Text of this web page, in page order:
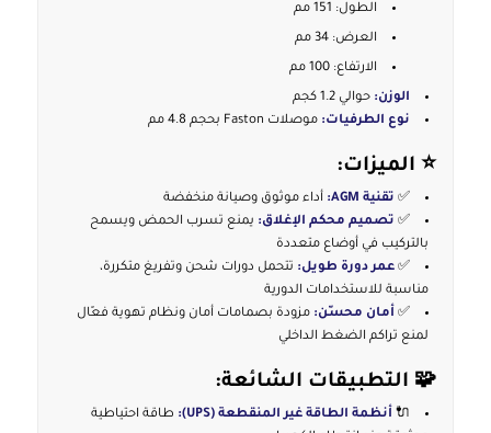
الطول: 151 مم
العرض: 34 مم
الارتفاع: 100 مم
الوزن: حوالي 1.2 كجم
نوع الطرفيات: موصلات Faston بحجم 4.8 مم
⭐ الميزات:
✅ تقنية AGM:
أداء موثوق وصيانة منخفضة
✅ تصميم محكم الإغلاق: يمنع تسرب الحمض ويسمح
بالتركيب في أوضاع متعددة
✅ عمر دورة طويل: تتحمل دورات شحن وتفريغ متكررة،
مناسبة للاستخدامات الدورية
✅ أمان محسّن: مزودة بصمامات أمان ونظام تهوية فعّال
لمنع تراكم الضغط الداخلي
🧩 التطبيقات الشائعة:
🔌 أنظمة الطاقة غير المنقطعة (UPS):
طاقة احتياطية